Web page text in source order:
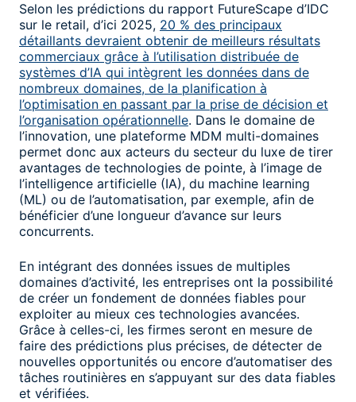
Selon les prédictions du rapport FutureScape d’IDC
sur le retail, d’ici 2025, 20 % des principaux
détaillants devraient obtenir de meilleurs résultats
commerciaux grâce à l’utilisation distribuée de
systèmes d’IA qui intègrent les données dans de
nombreux domaines, de la planification à
l’optimisation en passant par la prise de décision et
l’organisation opérationnelle. Dans le domaine de
l’innovation, une plateforme MDM multi-domaines
permet donc aux acteurs du secteur du luxe de tirer
avantages de technologies de pointe, à l’image de
l’intelligence artificielle (IA), du machine learning
(ML) ou de l’automatisation, par exemple, afin de
bénéficier d’une longueur d’avance sur leurs
concurrents.
En intégrant des données issues de multiples
domaines d’activité, les entreprises ont la possibilité
de créer un fondement de données fiables pour
exploiter au mieux ces technologies avancées.
Grâce à celles-ci, les firmes seront en mesure de
faire des prédictions plus précises, de détecter de
nouvelles opportunités ou encore d’automatiser des
tâches routinières en s’appuyant sur des data fiables
et vérifiées.